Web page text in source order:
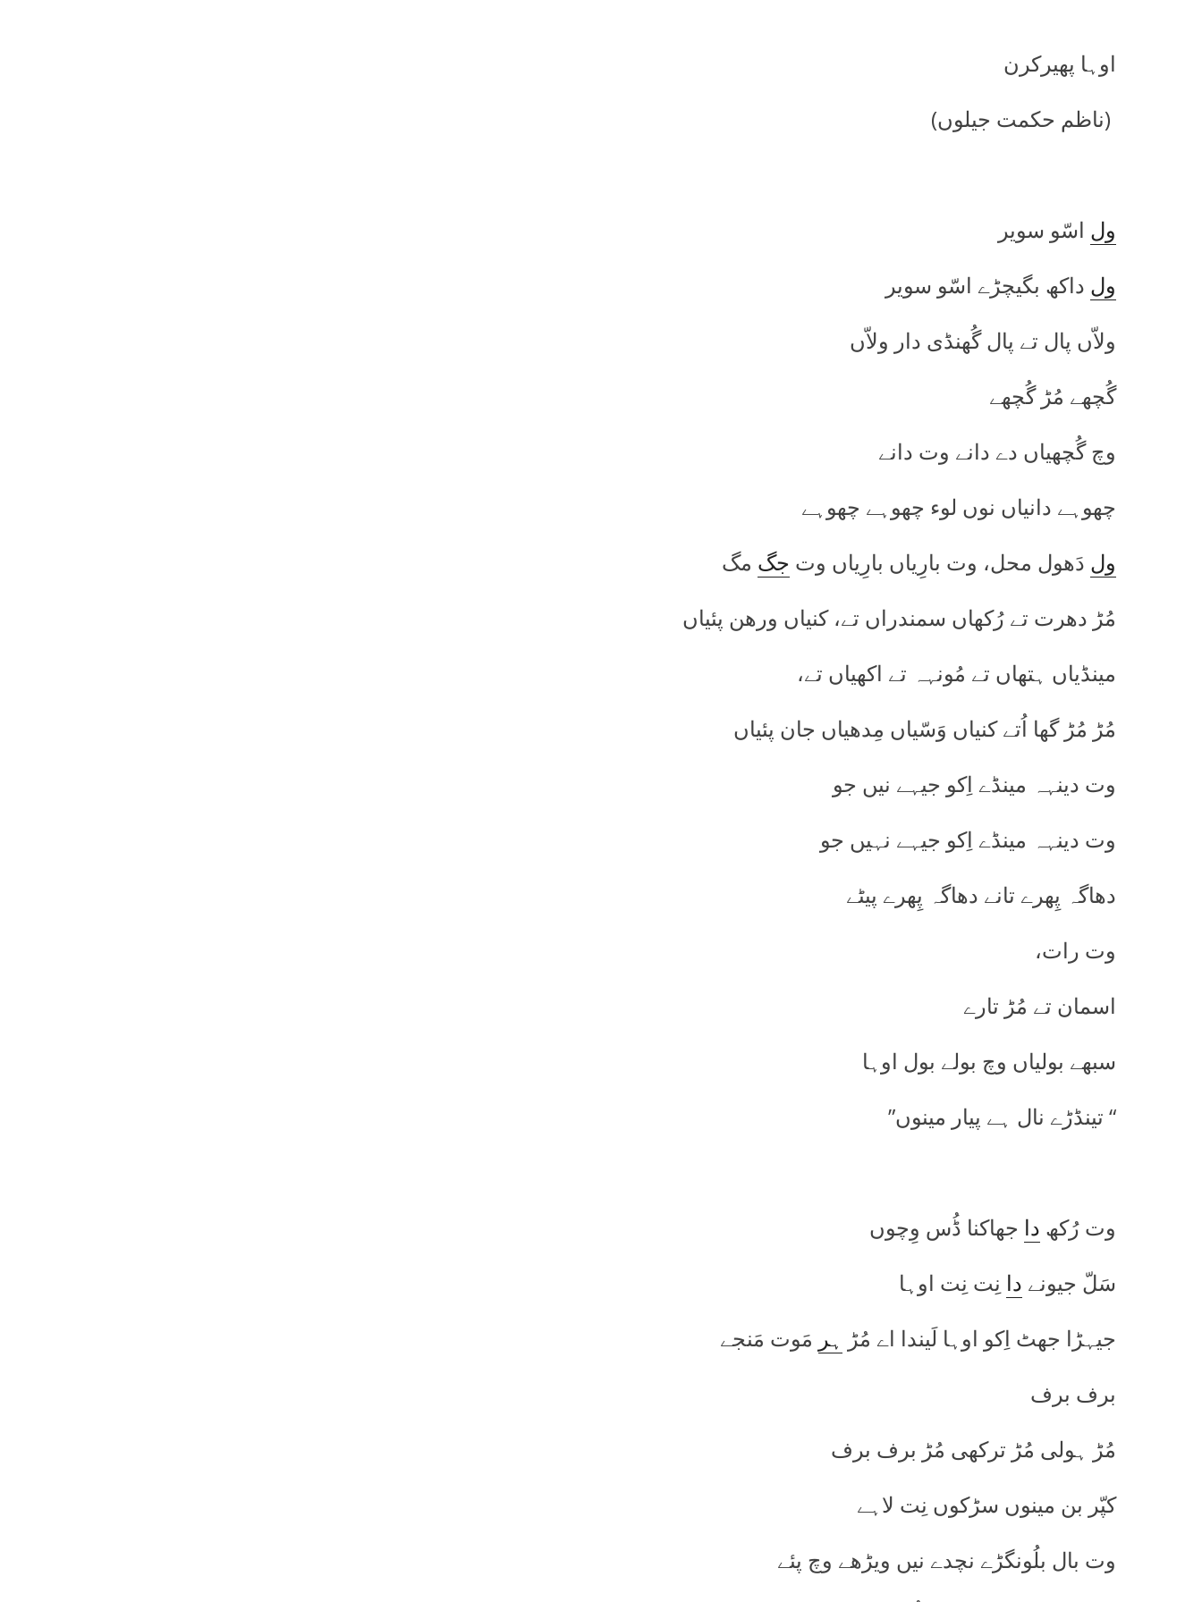
اوہا پھیرکرن
(ناظم حکمت جیلوں)
ول اسّو سویر
ول داکھ بگیچڑے اسّو سویر
ولاّں پال تے پال گُھنڈی دار ولاّں
گُچھے مُڑ گُچھے
وچ گُچھیاں دے دانے وت دانے
چھوہے دانیاں نوں لوء چھوہے چھوہے
ول دَھول محل، وت بارِیاں بارِیاں وت جگ مگ
مُڑ دھرت تے رُکھاں سمندراں تے، کنیاں ورھن پئیاں
مینڈیاں ہتھاں تے مُونہہ تے اکھیاں تے،
مُڑ مُڑ گھا اُتے کنیاں وَسّیاں مِدھیاں جان پئیاں
وت دینہہ مینڈے اِکو جیہے نیں جو
وت دینہہ مینڈے اِکو جیہے نہیں جو
دھاگہ پِھرے تانے دھاگہ پِھرے پیٹے
وت رات،
اسمان تے مُڑ تارے
سبھے بولیاں وچ بولے بول اوہا
“ تینڈڑے نال ہے پیار مینوں”
وت رُکھ دا جھاکنا ڈُس وِچوں
سَلّ جیونے دا نِت نِت اوہا
جیہڑا جھٹ اِکو اوہا لَیندا اے مُڑ ہر مَوت مَنجے
برف برف
مُڑ ہولی مُڑ ترکھی مُڑ برف برف
کپّر بن مینوں سڑکوں نِت لاہے
وت بال بلُونگڑے نچدے نیں ویڑھے وچ پئے